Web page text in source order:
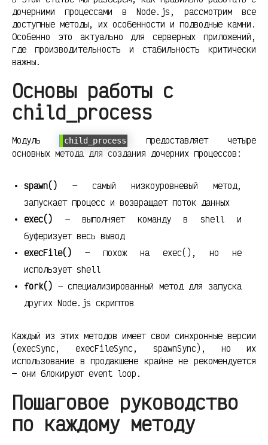
дочерними процессами в Node.js, рассмотрим все
доступные методы, их особенности и подводные камни.
Особенно это актуально для серверных приложений,
где производительность и стабильность критически
важны.
Основы работы с
child_process
Модуль child_process
предоставляет четыре
основных метода для создания дочерних процессов:
spawn() — самый низкоуровневый метод,
запускает процесс и возвращает поток данных
exec() — выполняет команду в shell и
буферизует весь вывод
execFile() — похож на exec(), но не
использует shell
fork() — специализированный метод для запуска
других Node.js скриптов
Каждый из этих методов имеет свои синхронные версии
(execSync, execFileSync, spawnSync), но их
использование в продакшене крайне не рекомендуется
— они блокируют event loop.
Пошаговое руководство
по каждому методу